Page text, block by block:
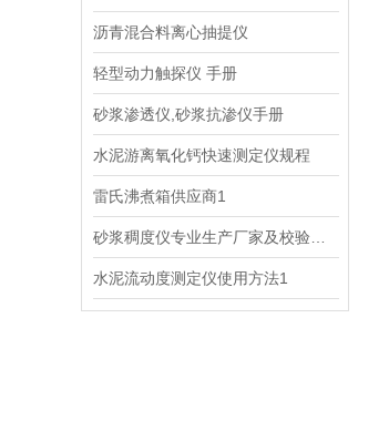
沥青混合料离心抽提仪
轻型动力触探仪 手册
砂浆渗透仪,砂浆抗渗仪手册
水泥游离氧化钙快速测定仪规程
雷氏沸煮箱供应商1
水泥流动度测定仪使用方法1